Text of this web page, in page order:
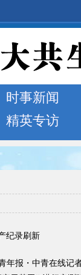
时事新闻
精英专访
纪录刷新
报・中青在线记者